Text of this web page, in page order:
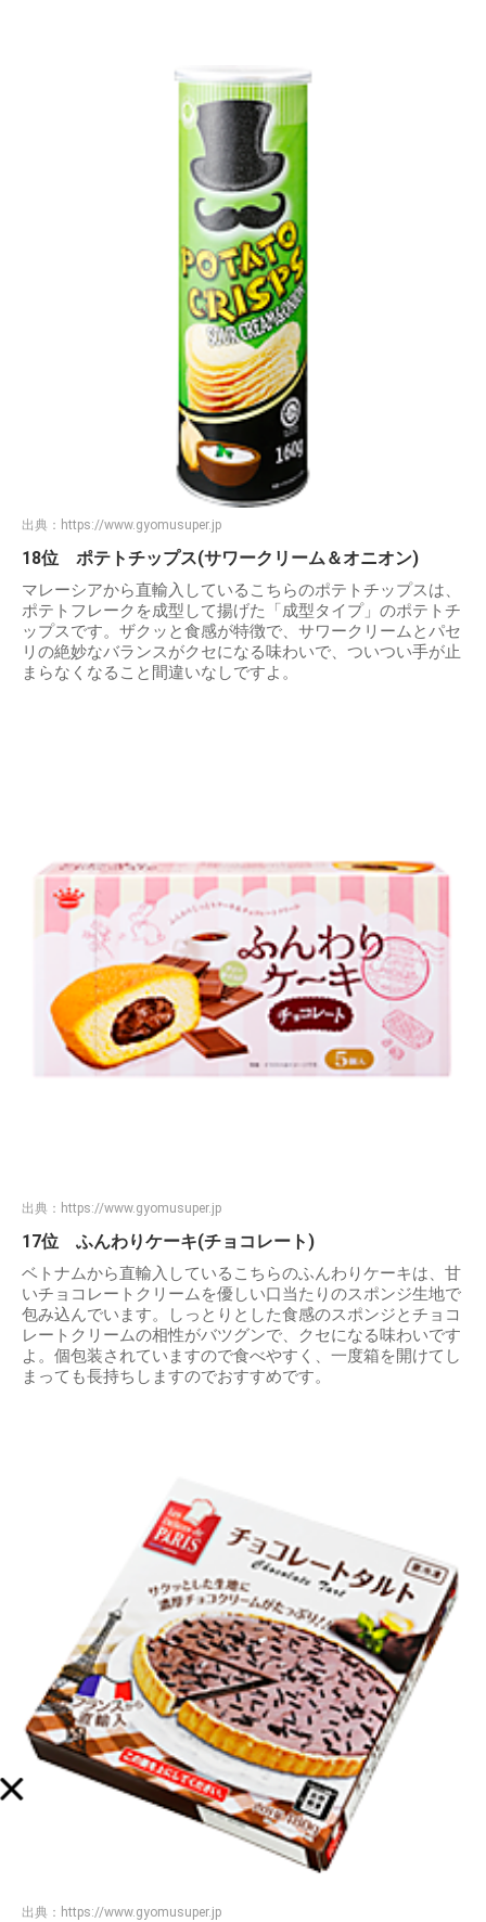
出典： https://www.gyomusuper.jp
18位 ポテトチップス(サワークリーム＆オニオン)
マレーシアから直輸入しているこちらのポテトチップスは、
ポテトフレークを成型して揚げた「成型タイプ」のポテトチ
ップスです。ザクッと食感が特徴で、サワークリームとパセ
リの絶妙なバランスがクセになる味わいで、ついつい手が止
まらなくなること間違いなしですよ。
出典： https://www.gyomusuper.jp
17位 ふんわりケーキ(チョコレート)
ベトナムから直輸入しているこちらのふんわりケーキは、甘
いチョコレートクリームを優しい口当たりのスポンジ生地で
包み込んでいます。しっとりとした食感のスポンジとチョコ
レートクリームの相性がバツグンで、クセになる味わいです
よ。個包装されていますので食べやすく、一度箱を開けてし
まっても長持ちしますのでおすすめです。
出典： https://www.gyomusuper.jp